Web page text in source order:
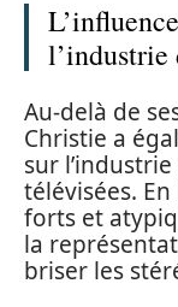
l’industrie
Au-delà de
Christie a
sur
télévisées.
forts et
la
briser les